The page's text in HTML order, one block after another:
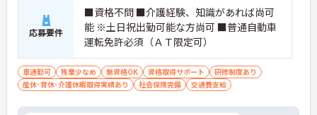
応募要件
■資格不問 ■介護経験、知識があれば尚可
能 ※土日祝出勤可能な方尚可 ■普通自動車
運転免許必須（ＡＴ限定可）
車通勤可 残業少なめ 無資格OK 資格取得サポート
研修制度あり
産休･育休･介護休暇取得実績あり
社会保険完備 交通費支給